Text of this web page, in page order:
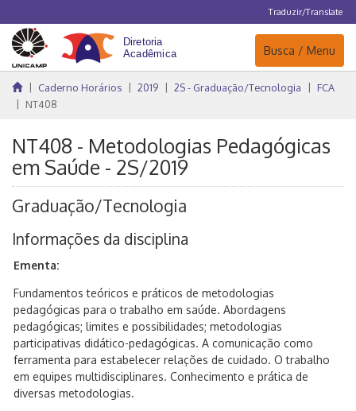
Traduzir/Translate
Navegação
Busca / Menu
Caderno Horários 2019 2S - Graduação/Tecnologia
FCA
NT408
NT408 - Metodologias Pedagógicas
em Saúde - 2S/2019
Graduação/Tecnologia
Informações da disciplina
Ementa:
Fundamentos teóricos e práticos de metodologias
pedagógicas para o trabalho em saúde. Abordagens
pedagógicas; limites e possibilidades; metodologias
participativas didático-pedagógicas. A comunicação como
ferramenta para estabelecer relações de cuidado. O trabalho
em equipes multidisciplinares. Conhecimento e prática de
diversas metodologias.